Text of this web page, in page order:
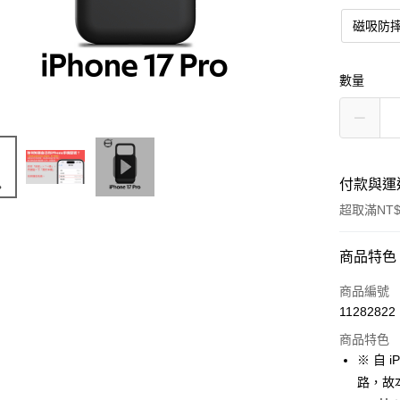
磁吸防
數量
付款與
超取滿
付款方式
信用卡一
LINE Pay
Apple Pay
商品特色
商品編號
11282822
商品特色
※ 自
路，故